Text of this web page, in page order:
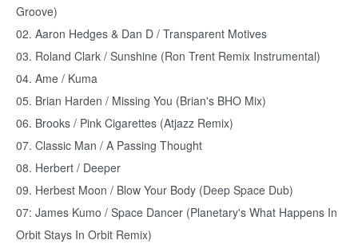
Groove)
02. Aaron Hedges & Dan D / Transparent Motives
03. Roland Clark / Sunshine (Ron Trent Remix Instrumental)
04. Ame / Kuma
05. Brian Harden / Missing You (Brian's BHO Mix)
06. Brooks / Pink Cigarettes (Atjazz Remix)
07. Classic Man / A Passing Thought
08. Herbert / Deeper
09. Herbest Moon / Blow Your Body (Deep Space Dub)
07: James Kumo / Space Dancer (Planetary's What Happens In
Orbit Stays In Orbit Remix)